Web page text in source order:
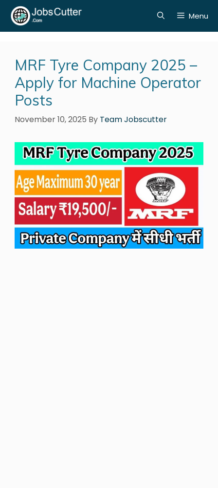
Menu
MRF Tyre Company 2025 –
Apply for Machine Operator
Posts
November 10, 2025 By Team Jobscutter